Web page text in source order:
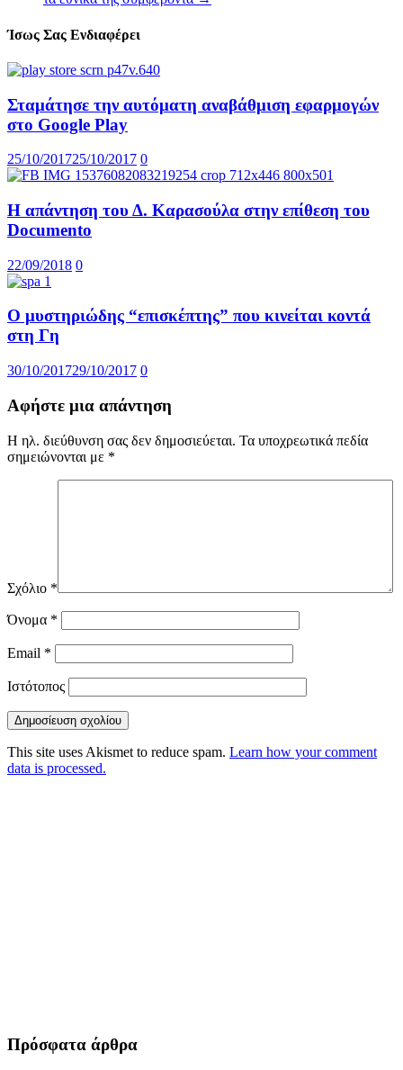
Ίσως Σας Ενδιαφέρει
Σταμάτησε την αυτόματη αναβάθμιση εφαρμογών
στο Google Play
25/10/201725/10/2017 0
Η απάντηση του Δ. Καρασούλα στην επίθεση του
Documento
22/09/2018 0
Ο μυστηριώδης “επισκέπτης” που κινείται κοντά
στη Γη
30/10/201729/10/2017 0
Αφήστε μια απάντηση
Η ηλ. διεύθυνση σας δεν δημοσιεύεται. Τα υποχρεωτικά πεδία
σημειώνονται με *
Σχόλιο *
Όνομα *
Email *
Ιστότοπος
This site uses Akismet to reduce spam. Learn how your comment
data is processed.
Πρόσφατα άρθρα